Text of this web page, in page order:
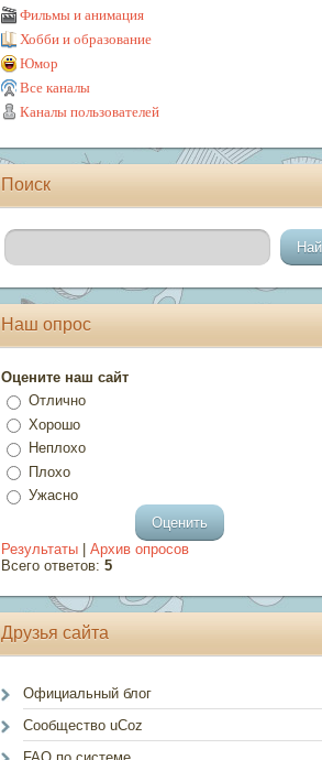
Фильмы и анимация
Хобби и образование
Юмор
Все каналы
Каналы пользователей
Поиск
Наш опрос
Оцените наш сайт
Отлично
Хорошо
Неплохо
Плохо
Ужасно
Результаты |Архив опросов
Всего ответов:5
Друзья сайта
Официальный блог
Сообщество uCoz